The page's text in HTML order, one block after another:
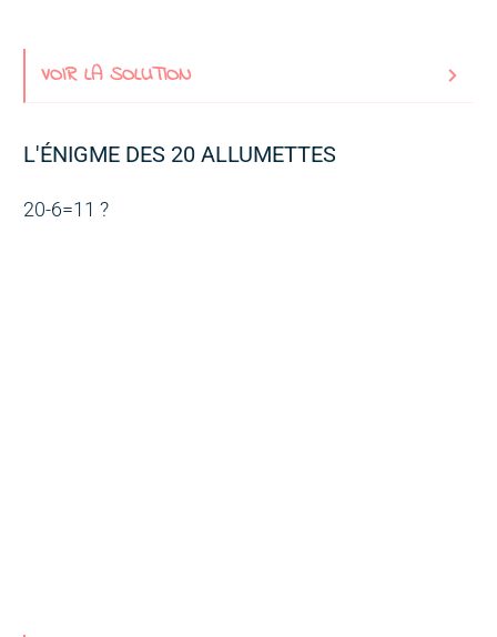
VOIR LA SOLUTION
L'ÉNIGME DES 20 ALLUMETTES
20-6=11 ?